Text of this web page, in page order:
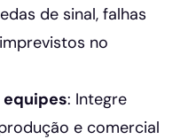
de sinal, falhas
no
: Integre
e comercial